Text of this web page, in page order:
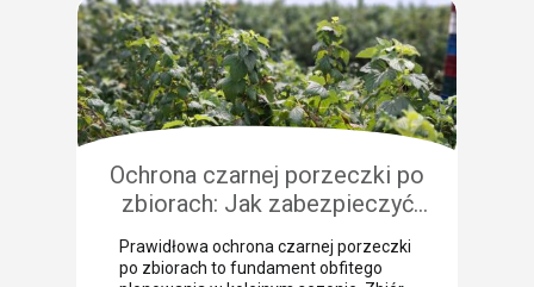
Ochrona czarnej porzeczki po
zbiorach: Jak zabezpieczyć
plantację przed chorobami i
szkodnikami?
Prawidłowa ochrona czarnej porzeczki
po zbiorach to fundament obfitego